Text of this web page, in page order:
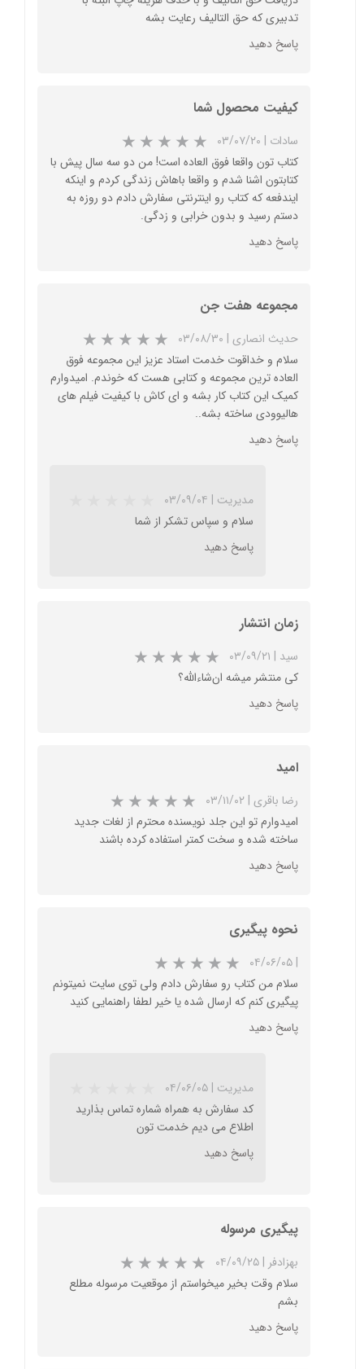
★★★★
★★★★
تدبیری که حق التالیف رعایت بشه
پاسخ دهید
کیفیت محصول شما
سادات | ۰۳/۰۷/۲۰
★★★★
کتاب تون واقعا فوق العاده است! من دو سه سال پیش با
کتابتون اشنا شدم و واقعا باهاش زندگی کردم و اینکه
ایندفعه که کتاب رو اینترنتی سفارش دادم دو روزه به
دستم رسید و بدون خرابی و زدگی.
پاسخ دهید
مجموعه هفت جن
حدیث انصاری | ۰۳/۰۸/۳۰
سلام و خداقوت خدمت استاد عزیز این مجموعه فوق
العاده ترین مجموعه و کتابی هست که خوندم. امیدوارم
کمیک این کتاب کار بشه و ای کاش با کیفیت فیلم های
هالیوودی ساخته بشه..
پاسخ دهید
مدیریت | ۰۳/۰۹/۰۴
سلام و سپاس تشکر از شما
پاسخ دهید
زمان انتشار
سید | ۰۳/۰۹/۲۱
کی منتشر میشه ان‌شاء‌الله؟
پاسخ دهید
امید
رضا باقری | ۰۳/۱۱/۰۲
امیدوارم تو این جلد نویسنده محترم از لغات جدید
ساخته شده و سخت کمتر استفاده کرده باشند
پاسخ دهید
نحوه پیگیری
| ۰۴/۰۶/۰۵
سلام من کتاب رو سفارش دادم ولی توی سایت نمیتونم
پیگیری کنم که ارسال شده یا خیر لطفا راهنمایی کنید
پاسخ دهید
مدیریت | ۰۴/۰۶/۰۵
کد سفارش به همراه شماره تماس بذارید
اطلاع می دیم خدمت تون
پاسخ دهید
پیگیری مرسوله
بهزادفر | ۰۴/۰۹/۲۵
سلام وقت بخیر میخواستم از موقعیت مرسوله مطلع
بشم
پاسخ دهید